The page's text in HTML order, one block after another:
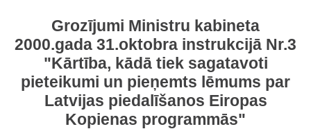
Grozījumi Ministru kabineta
2000.gada 31.oktobra instrukcijā Nr.3
"Kārtība, kādā tiek sagatavoti
pieteikumi un pieņemts lēmums par
Latvijas piedalīšanos Eiropas
Kopienas programmās"